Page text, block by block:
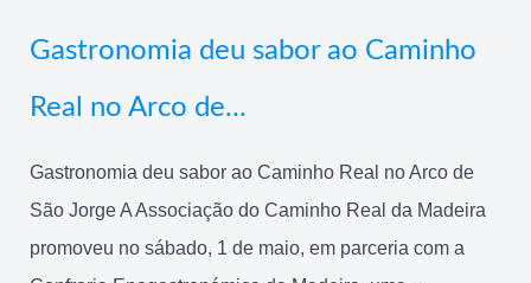
Gastronomia deu sabor ao Caminho
Real no Arco de...
Gastronomia deu sabor ao Caminho Real no Arco de
São Jorge A Associação do Caminho Real da Madeira
promoveu no sábado, 1 de maio, em parceria com a